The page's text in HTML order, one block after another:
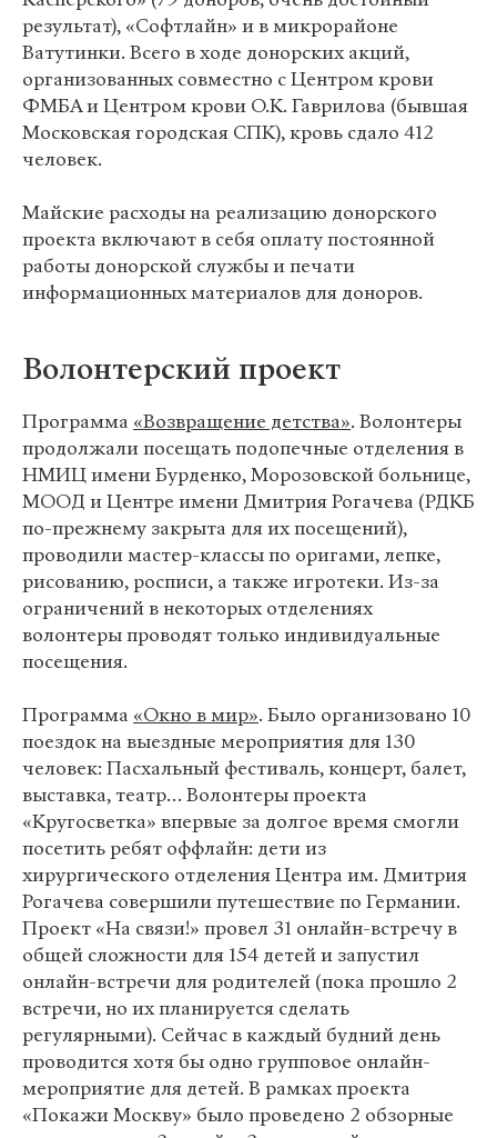
результат), «Софтлайн» и в микрорайоне
Ватутинки. Всего в ходе донорских акций,
организованных совместно с Центром крови
ФМБА и Центром крови О.К. Гаврилова (бывшая
Московская городская СПК), кровь сдало 412
человек.
Майские расходы на реализацию донорского
проекта включают в себя оплату постоянной
работы донорской службы и печати
информационных материалов для доноров.
Волонтерский проект
Программа «Возвращение детства». Волонтеры
продолжали посещать подопечные отделения в
НМИЦ имени Бурденко, Морозовской больнице,
МООД и Центре имени Дмитрия Рогачева (РДКБ
по-прежнему закрыта для их посещений),
проводили мастер-классы по оригами, лепке,
рисованию, росписи, а также игротеки. Из-за
ограничений в некоторых отделениях
волонтеры проводят только индивидуальные
посещения.
Программа «Окно в мир». Было организовано 10
поездок на выездные мероприятия для 130
человек: Пасхальный фестиваль, концерт, балет,
выставка, театр… Волонтеры проекта
«Кругосветка» впервые за долгое время смогли
посетить ребят оффлайн: дети из
хирургического отделения Центра им. Дмитрия
Рогачева совершили путешествие по Германии.
Проект «На связи!» провел 31 онлайн-встречу в
общей сложности для 154 детей и запустил
онлайн-встречи для родителей (пока прошло 2
встречи, но их планируется сделать
регулярными). Сейчас в каждый будний день
проводится хотя бы одно групповое онлайн-
мероприятие для детей. В рамках проекта
«Покажи Москву» было проведено 2 обзорные